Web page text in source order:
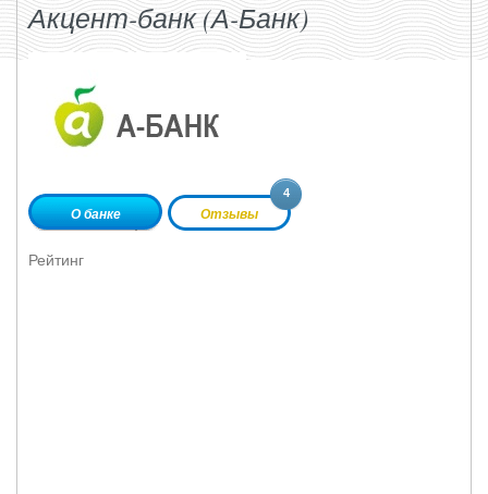
Акцент-банк (А-Банк)
О банке Отзывы
4
Рейтинг